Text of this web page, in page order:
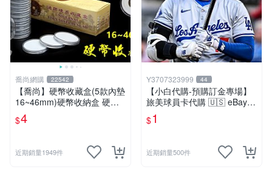
喬尚網購 22542
【喬尚】硬幣收藏盒(5款內墊
16~46mm)硬幣收納盒 硬幣
盒 錢幣盒 紀念幣盒 硬幣保護
錢母保護殼
$4
近期銷量1949件
Y3707323999 44
【小白代購-預購訂金專場】
旅美球員卡代購 🇺🇸 eBay
競標議價 / 林維恩 大谷翔平
Bowman / 沉浸式 ASMR 開
$1
近期銷量500件